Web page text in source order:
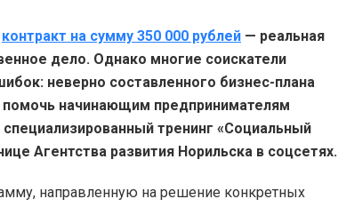
контракт на сумму 350 000 рублей — реальная
дело. Однако многие соискатели
неверно составленного бизнес-плана
начинающим предпринимателям
тренинг «Социальный
Агентства развития Норильска в соцсетях.
направленную на решение конкретных